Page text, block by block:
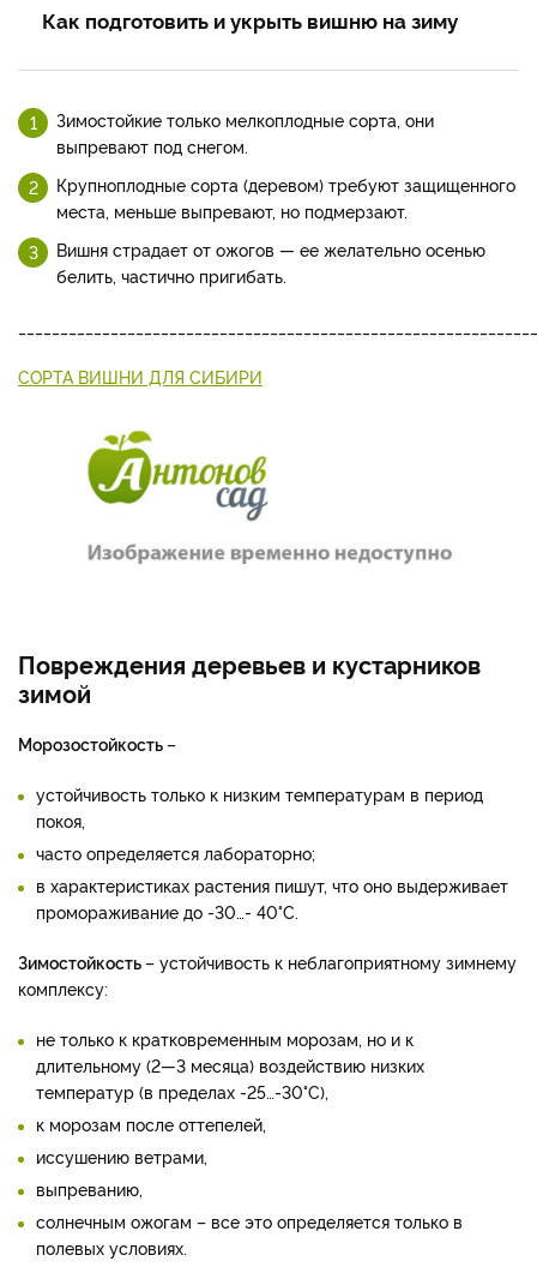
Как подготовить и укрыть вишню на зиму
Зимостойкие толь­ко мелкоплодные сорта, они
выпревают под снегом.
Круп­ноплодные сорта (деревом) требуют защищенного
места, меньше выпревают, но подмер­зают.
Вишня страдает от ожо­гов — ее желательно осенью
белить, частично пригибать.
СОРТА ВИШНИ ДЛЯ СИБИРИ
Повреждения деревьев и кустарников
зимой
Морозостойкость–
устойчивость только к низким температурам в период
покоя,
часто определяется лабораторно;
в характеристиках растения пишут, что оно выдерживает
промораживание до -30…- 40°С.
Зимостойкость– устойчивость к неблагоприятному зимнему
комплексу:
не только к кратковременным морозам, но и к
длительному (2—3 месяца) воздействию низких
температур (в пределах -25…-30°С),
к морозам после оттепелей,
иссушению ветрами,
выпреванию,
солнечным ожогам – все это определяется только в
полевых условиях.